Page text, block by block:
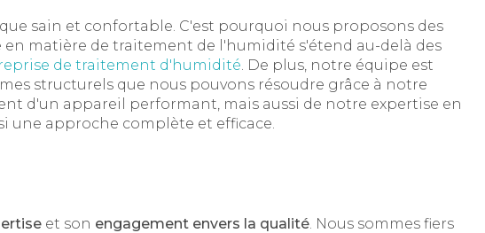
sain et confortable. C'est pourquoi nous proposons des
en matière de traitement de l'humidité s'étend au-delà des
de traitement d'humidité . De plus, notre équipe est
structurels que nous pouvons résoudre grâce à notre
d'un appareil performant, mais aussi de notre expertise en
une approche complète et efficace.
et son engagement envers la qualité . Nous sommes fiers